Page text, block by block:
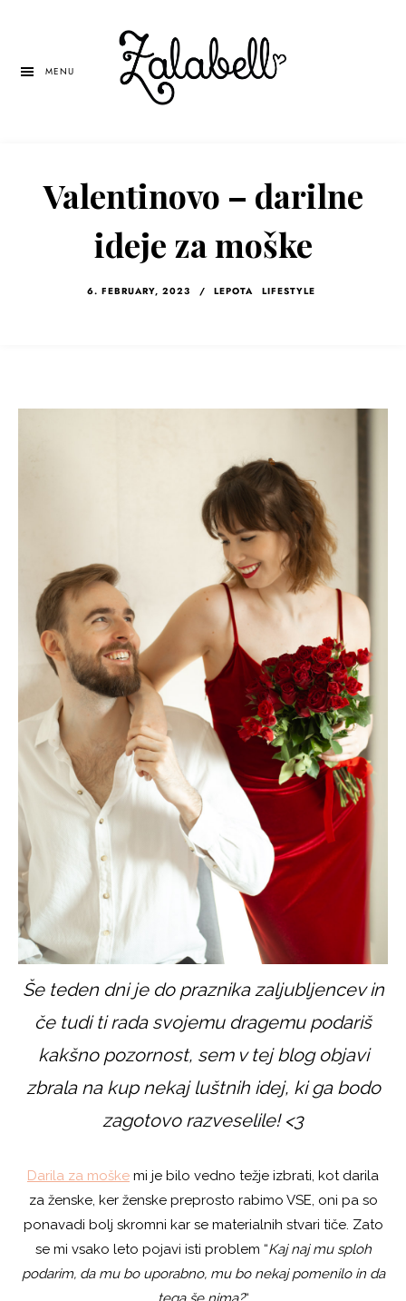
MENU
Valentinovo – darilne
ideje za moške
6. FEBRUARY, 2023 / LEPOTA LIFESTYLE
Še teden dni je do praznika zaljubljencev in
če tudi ti rada svojemu dragemu podariš
kakšno pozornost, sem v tej blog objavi
zbrala na kup nekaj luštnih idej, ki ga bodo
zagotovo razveselile! <3
Darila za moške mi je bilo vedno težje izbrati, kot darila
za ženske, ker ženske preprosto rabimo VSE, oni pa so
ponavadi bolj skromni kar se materialnih stvari tiče. Zato
se mi vsako leto pojavi isti problem “Kaj naj mu sploh
podarim, da mu bo uporabno, mu bo nekaj pomenilo in da